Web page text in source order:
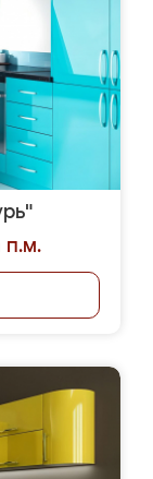
п.м.